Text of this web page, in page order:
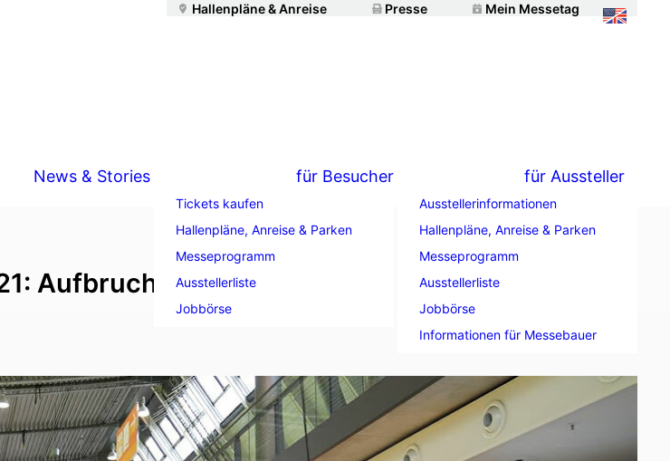
Hallenpläne & Anreise Presse Mein Messetag
News & Stories für Besucher
Tickets kaufen
Hallenpläne, Anreise & Parken
Messeprogramm
Ausstellerliste
Jobbörse
für Aussteller
Ausstellerinformationen
Hallenpläne, Anreise & Parken
Messeprogramm
Ausstellerliste
Jobbörse
Informationen für Messebauer
Aufbruch pur!